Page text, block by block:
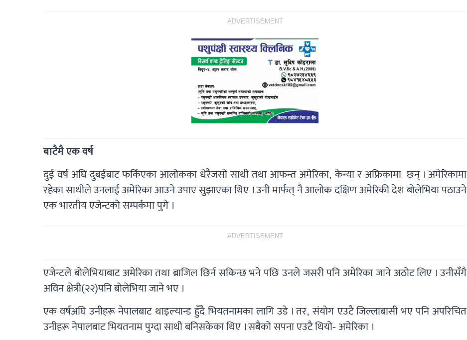
ADVERTISEMENT
बाटैमै एक वर्ष
दुई वर्ष अघि दुबईबाट फर्किएका आलोकका धेरैजसो साथी तथा आफन्त अमेरिका, केन्या र अफ्रिकामा छन् । अमेरिकामा
रहेका साथीले उनलाई अमेरिका आउने उपाए सुझाएका थिए । उनी मार्फत् नै आलोक दक्षिण अमेरिकी देश बोलेभिया पठाउने
एक भारतीय एजेन्टको सम्पर्कमा पुगे ।
ADVERTISEMENT
एजेन्टले बोलेभियाबाट अमेरिका तथा ब्राजिल छिर्न सकिन्छ भने पछि उनले जसरी पनि अमेरिका जाने अठोट लिए । उनीसँगै
अविन क्षेत्री(२२)पनि बोलेभिया जाने भए ।
एक वर्षअघि उनीहरू नेपालबाट थाइल्यान्ड हुँदै भियतनामका लागि उडे । तर, संयोग एउटै जिल्लाबासी भए पनि अपरिचित
उनीहरू नेपालबाट भियतनाम पुग्दा साथी बनिसकेका थिए । सबैको सपना एउटै थियो- अमेरिका ।